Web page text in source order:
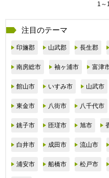
1～
注目のテーマ
印旛郡 山武郡 長生郡
南房総市 袖ヶ浦市 富津
館山市 いすみ市 山武市
東金市 八街市 八千代市
銚子市 匝瑳市 旭市
白井市 成田市 流山市
浦安市 船橋市 松戸市